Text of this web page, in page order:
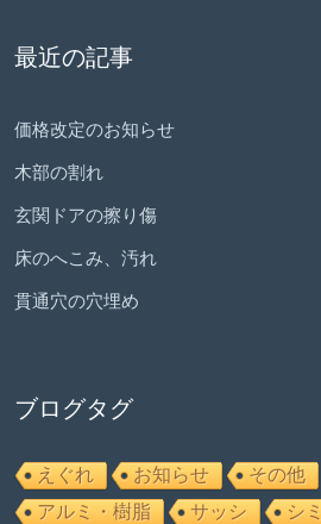
最近の記事
価格改定のお知らせ
木部の割れ
玄関ドアの擦り傷
床のへこみ、汚れ
貫通穴の穴埋め
ブログタグ
えぐれ お知らせ その他
アルミ・樹脂
サッシ シミ